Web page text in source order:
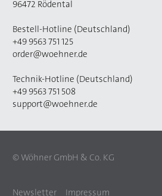
96472 Rödental
Bestell-Hotline (Deutschland)
+49 9563 751 125
order@woehner.de
Technik-Hotline (Deutschland)
+49 9563 751 508
support@woehner.de
© Wöhner GmbH & Co. KG
Newsletter Impressum